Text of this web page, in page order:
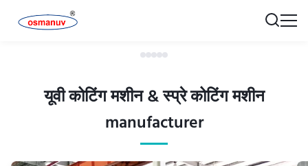
यूवी कोटिंग मशीन & स्प्रे कोटिंग मशीन
manufacturer